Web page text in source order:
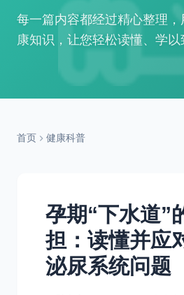
每一篇内容都经过精心整理
康知识，让您轻松读懂、学以
首页 健康科普
孕期“下水道”
担：读懂并应
泌尿系统问题